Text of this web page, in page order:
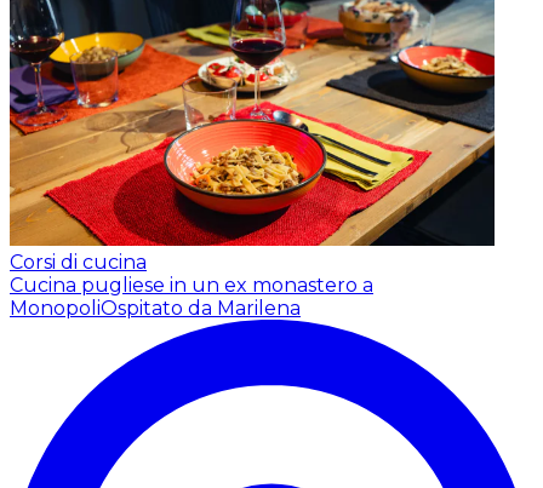
Corsi di cucina
Cucina pugliese in un ex monastero a
MonopoliOspitato da Marilena